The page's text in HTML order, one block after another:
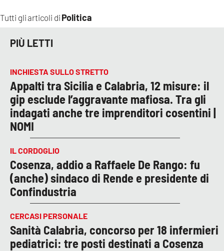
Tutti gli articoli di Politica
PIÙ LETTI
INCHIESTA SULLO STRETTO
Appalti tra Sicilia e Calabria, 12 misure: il
gip esclude l’aggravante mafiosa. Tra gli
indagati anche tre imprenditori cosentini |
NOMI
IL CORDOGLIO
Cosenza, addio a Raffaele De Rango: fu
(anche) sindaco di Rende e presidente di
Confindustria
CERCASI PERSONALE
Sanità Calabria, concorso per 18 infermieri
pediatrici: tre posti destinati a Cosenza